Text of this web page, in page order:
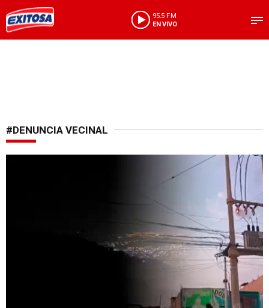
95.5 FM
EN VIVO
#DENUNCIA VECINAL